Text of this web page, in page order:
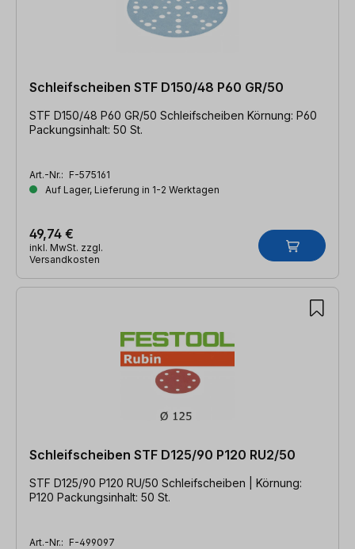
Schleifscheiben STF D150/48 P60 GR/50
STF D150/48 P60 GR/50 Schleifscheiben Körnung: P60
Packungsinhalt: 50 St.
Art.-Nr.: F-575161
Auf Lager, Lieferung in 1-2 Werktagen
49,74 €
inkl. MwSt. zzgl.
Versandkosten
Schleifscheiben STF D125/90 P120 RU2/50
STF D125/90 P120 RU/50 Schleifscheiben | Körnung:
P120 Packungsinhalt: 50 St.
Art.-Nr.: F-499097